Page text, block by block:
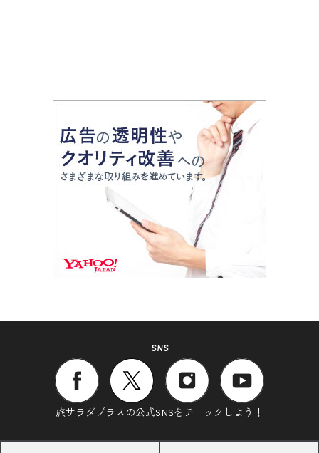
SNS
旅サラダプラスの公式SNSをチェックしよう！